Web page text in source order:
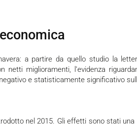
netti miglioramenti, l’evidenza
e statisticamente significativo